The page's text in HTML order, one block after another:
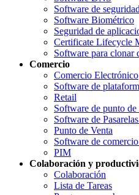
Software de
Software Biométrico
Seguridad de
Certificate Lifecycle
Software para clonar
Comercio
Comercio Electrónico
Software de
Retail
Software de punto de
Software de
Punto de Venta
Software de
PIM
Colaboración y
Colaboración
Lista de Tareas